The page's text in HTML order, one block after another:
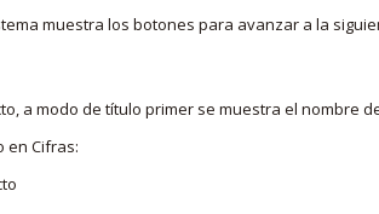
muestra los botones para avanzar a la
a modo de título primer se muestra el nombre
en Cifras: